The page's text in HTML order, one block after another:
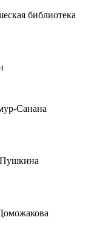
библиотека
Санана